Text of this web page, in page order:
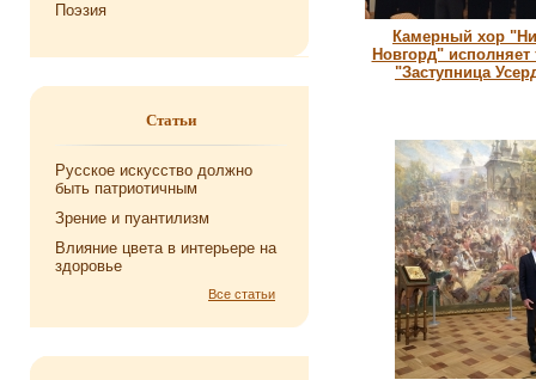
Поэзия
Статьи
Русское искусство должно
быть патриотичным
Зрение и пуантилизм
Влияние цвета в интерьере на
здоровье
Все статьи
Камерный хор
Новгорд" исполняет
"Заступница